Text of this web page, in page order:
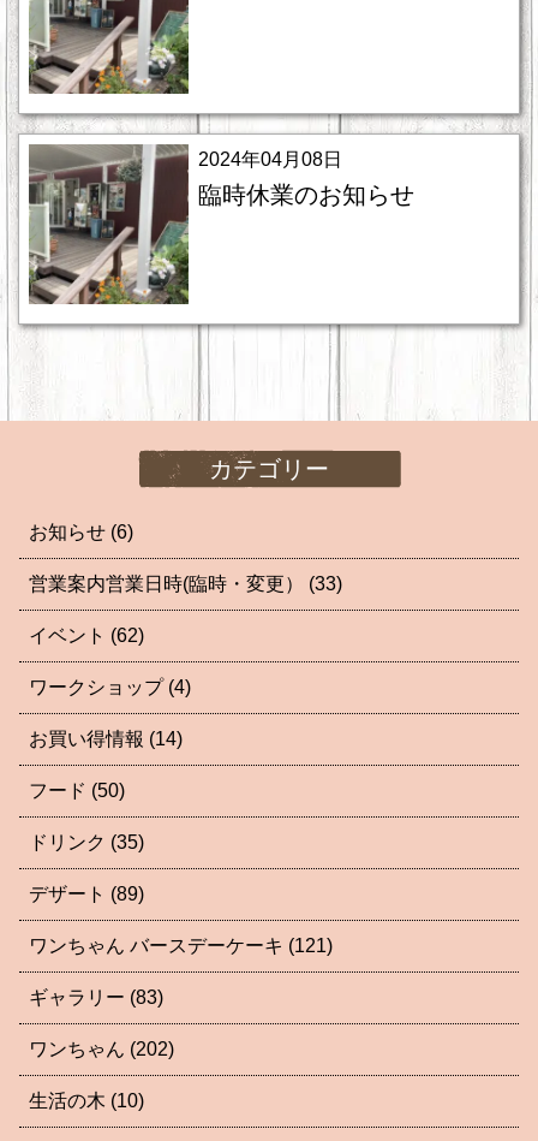
2024年04月08日
臨時休業のお知らせ
カテゴリー
お知らせ (6)
営業案内営業日時(臨時・変更） (33)
イベント (62)
ワークショップ (4)
お買い得情報 (14)
フード (50)
ドリンク (35)
デザート (89)
ワンちゃん バースデーケーキ (121)
ギャラリー (83)
ワンちゃん (202)
生活の木 (10)